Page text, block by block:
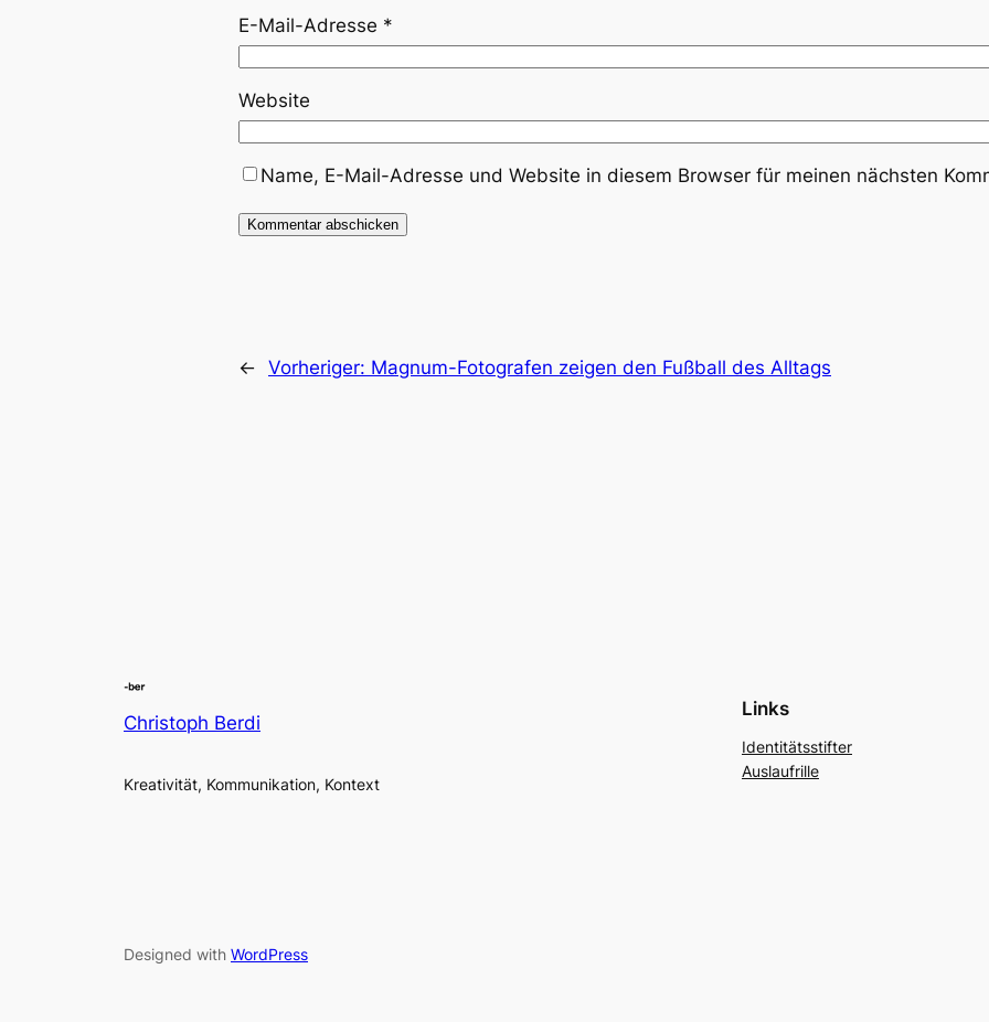
E-Mail-Adresse *
Website
Name, E-Mail-Adresse und Website in diesem Browser für meinen nächsten
← Vorheriger: Magnum-Fotografen zeigen den Fußball des Alltags
Christoph Berdi
Kreativität, Kommunikation, Kontext
Links
Identitätsstifter
Auslaufrille
Designed with WordPress